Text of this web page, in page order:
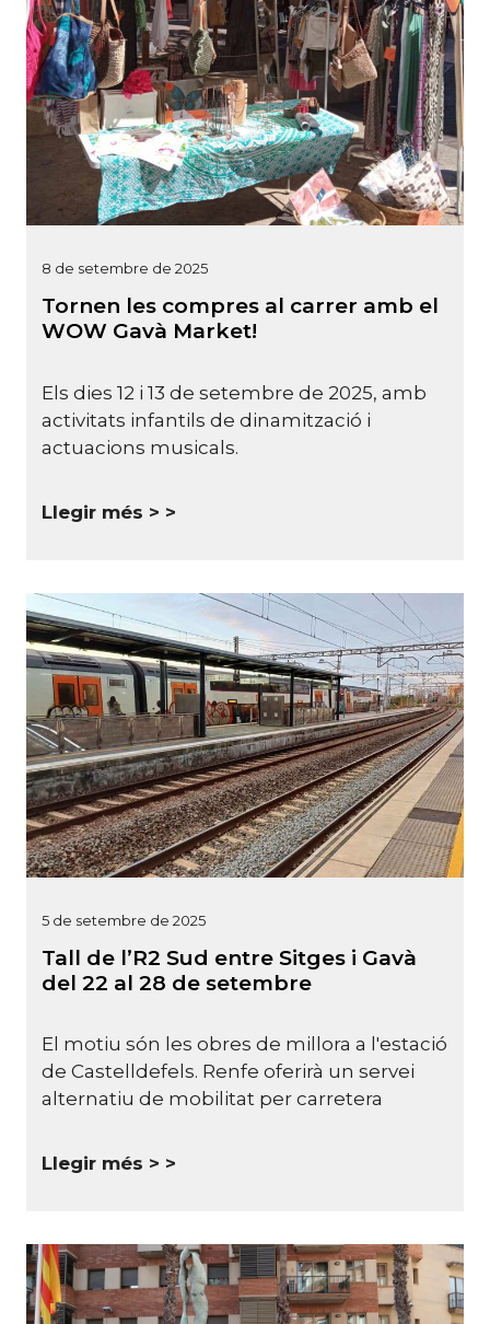
8 de setembre de 2025
Tornen les compres al carrer amb el
WOW Gavà Market!
Els dies 12 i 13 de setembre de 2025, amb
activitats infantils de dinamització i
actuacions musicals.
Llegir més >
5 de setembre de 2025
Tall de l’R2 Sud entre Sitges i Gavà
del 22 al 28 de setembre
El motiu són les obres de millora a l'estació
de Castelldefels. Renfe oferirà un servei
alternatiu de mobilitat per carretera
Llegir més >